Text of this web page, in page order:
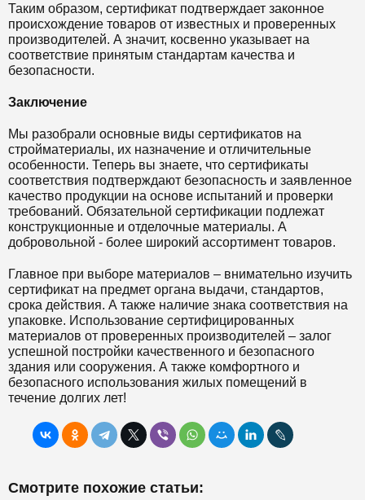
Таким образом, сертификат подтверждает законное
происхождение товаров от известных и проверенных
производителей. А значит, косвенно указывает на
соответствие принятым стандартам качества и
безопасности.
Заключение
Мы разобрали основные виды сертификатов на
стройматериалы, их назначение и отличительные
особенности. Теперь вы знаете, что сертификаты
соответствия подтверждают безопасность и заявленное
качество продукции на основе испытаний и проверки
требований. Обязательной сертификации подлежат
конструкционные и отделочные материалы. А
добровольной - более широкий ассортимент товаров.
Главное при выборе материалов – внимательно изучить
сертификат на предмет органа выдачи, стандартов,
срока действия. А также наличие знака соответствия на
упаковке. Использование сертифицированных
материалов от проверенных производителей – залог
успешной постройки качественного и безопасного
здания или сооружения. А также комфортного и
безопасного использования жилых помещений в
течение долгих лет!
Смотрите похожие статьи: